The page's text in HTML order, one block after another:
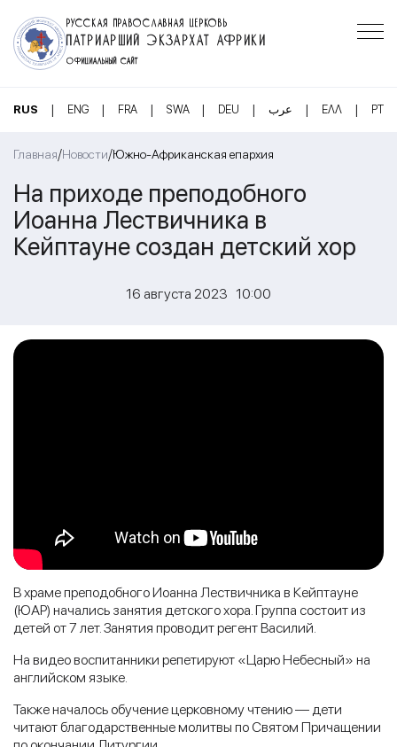
РУССКАЯ ПРАВОСЛАВНАЯ ЦЕРКОВЬ
ПАТРИАРШИЙ ЭКЗАРХАТ АФРИКИ
ОФИЦИАЛЬНЫЙ САЙТ
RUS | ENG | FRA | SWA | DEU | عرب | ΕΛΛ | PT
Главная/Новости/Южно-Африканская епархия
На приходе преподобного
Иоанна Лествичника в
Кейптауне создан детский хор
16 августа 2023 10:00
В храме преподобного Иоанна Лествичника в Кейптауне
(ЮАР) начались занятия детского хора. Группа состоит из
детей от 7 лет. Занятия проводит регент Василий.
На видео воспитанники репетируют «Царю Небесный» на
английском языке.
Также началось обучение церковному чтению — дети
читают благодарственные молитвы по Святом Причащении